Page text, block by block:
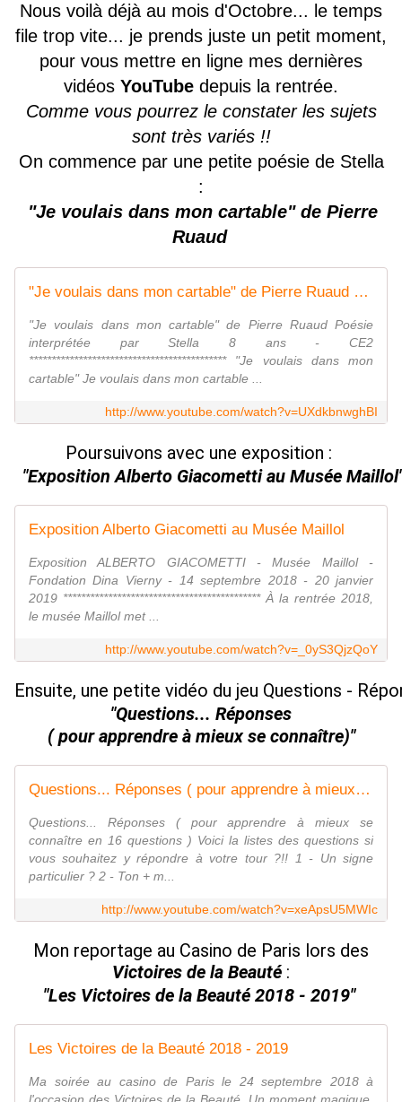
Nous voilà déjà au mois d'Octobre... le temps
file trop vite... je prends juste un petit moment,
pour vous mettre en ligne mes dernières
vidéos YouTube depuis la rentrée.
Comme vous pourrez le constater les sujets
sont très variés !!
On commence par une petite poésie de Stella
:
"Je voulais dans mon cartable" de Pierre
Ruaud
"Je voulais dans mon cartable" de Pierre Ruaud - Par Stella
"Je voulais dans mon cartable" de Pierre Ruaud Poésie
interprétée par Stella 8 ans - CE2
******************************************** "Je voulais dans mon
cartable" Je voulais dans mon cartable ...
http://www.youtube.com/watch?v=UXdkbnwghBI
Poursuivons avec une exposition :
"Exposition Alberto Giacometti au Musée
Exposition Alberto Giacometti au Musée Maillol
Exposition ALBERTO GIACOMETTI - Musée Maillol -
Fondation Dina Vierny - 14 septembre 2018 - 20 janvier
2019 ******************************************** À la rentrée 2018,
le musée Maillol met ...
http://www.youtube.com/watch?v=_0yS3QjzQoY
Ensuite, une petite vidéo du jeu Questions -
"Questions... Réponses
( pour apprendre à mieux se connaître)"
Questions... Réponses ( pour apprendre à mieux se connaître)
Questions... Réponses ( pour apprendre à mieux se
connaître en 16 questions ) Voici la listes des questions si
vous souhaitez y répondre à votre tour ?!! 1 - Un signe
particulier ? 2 - Ton + m...
http://www.youtube.com/watch?v=xeApsU5MWIc
Mon reportage au Casino de Paris lors des
Victoires de la Beauté :
"Les Victoires de la Beauté 2018 - 2019"
Les Victoires de la Beauté 2018 - 2019
Ma soirée au casino de Paris le 24 septembre 2018 à